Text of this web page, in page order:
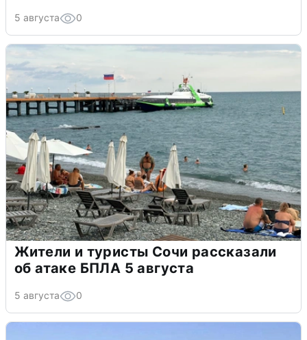
5 августа 0
Жители и туристы Сочи рассказали
об атаке БПЛА 5 августа
5 августа 0